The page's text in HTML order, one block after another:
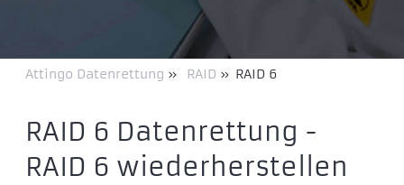
Attingo Datenrettung » RAID » RAID 6
RAID 6 Datenrettung -
RAID 6 wiederherstellen